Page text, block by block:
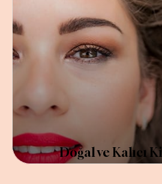
Doğal ve Kalıcı